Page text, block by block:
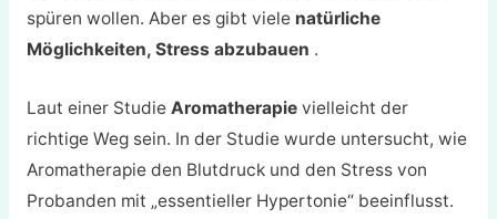
spüren wollen. Aber es gibt viele natürliche
Möglichkeiten, Stress abzubauen .
Laut einer Studie Aromatherapievielleicht der
richtige Weg sein. In der Studie wurde untersucht, wie
Aromatherapie den Blutdruck und den Stress von
Probanden mit „essentieller Hypertonie“ beeinflusst.